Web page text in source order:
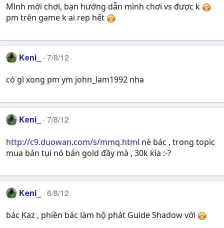
Mình mới chơi, bạn hướng dẫn mình chơi vs được k
pm trên game k ai rep hết
Keni_ 7/8/12
có gì xong pm ym john_lam1992 nha
Keni_ 7/8/12
http://c9.duowan.com/s/mmq.html nè bác , trong topic
mua bán tụi nó bán gold đầy mà , 30k kìa :-?
Keni_ 6/8/12
bác Kaz , phiền bác làm hộ phát Guide Shadow với